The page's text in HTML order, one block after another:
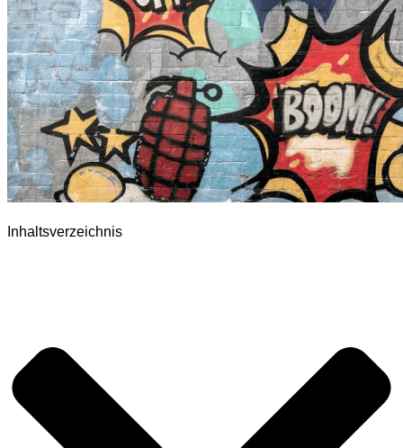
Inhaltsverzeichnis